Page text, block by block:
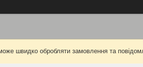
швидко обробляти замовлення та